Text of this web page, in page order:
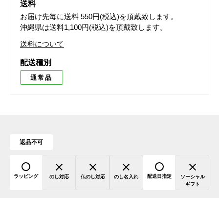
送料
お届け先毎に送料 550円(税込)を頂戴致します。
沖縄県は送料1,100円(税込)を頂戴致します。
送料について
配送種別
通常品
返品不可
ラッピング のし対応 仏のし対応 のし名入れ 配送日指定
ソーシャル
ギフト